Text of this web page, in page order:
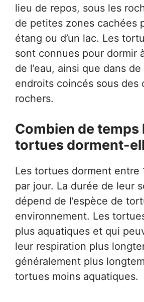
lieu de repos, sous les
de petites zones cachées
étang ou d’un lac. Les
sont connues pour dormir
de l’eau, ainsi que dans
endroits coincés sous des
rochers.
Combien de temps
tortues dorment-
Les tortues dorment entre
par jour. La durée de leur
dépend de l’espèce de
environnement. Les
plus aquatiques et qui
leur respiration plus
généralement plus
tortues moins aquatiques.